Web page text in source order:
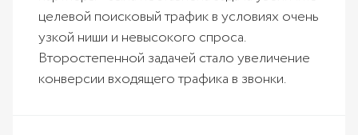
целевой поисковый трафик в условиях очень
узкой ниши и невысокого спроса.
Второстепенной задачей стало увеличение
конверсии входящего трафика в звонки.